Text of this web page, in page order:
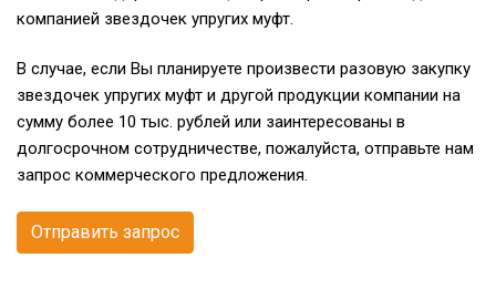
компанией звездочек упругих муфт.
В случае, если Вы планируете произвести разовую закупку
звездочек упругих муфт и другой продукции компании на
сумму более 10 тыс. рублей или заинтересованы в
долгосрочном сотрудничестве, пожалуйста, отправьте нам
запрос коммерческого предложения.
Отправить запрос